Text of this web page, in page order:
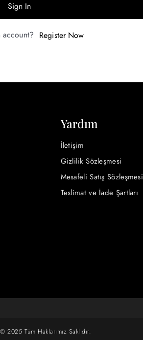
Sign In
account? Register Now
Yardım
İletişim
Gizlilik Sözleşmesi
Mesafeli Satış Sözleşmesi
Teslimat ve İade Şartları
2025 Tüm Haklarımız Saklıdır.